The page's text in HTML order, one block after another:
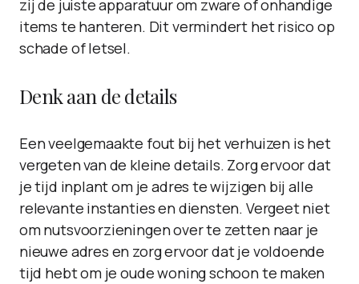
zij de juiste apparatuur om zware of onhandige
items te hanteren. Dit vermindert het risico op
schade of letsel.
Denk aan de details
Een veelgemaakte fout bij het verhuizen is het
vergeten van de kleine details. Zorg ervoor dat
je tijd inplant om je adres te wijzigen bij alle
relevante instanties en diensten. Vergeet niet
om nutsvoorzieningen over te zetten naar je
nieuwe adres en zorg ervoor dat je voldoende
tijd hebt om je oude woning schoon te maken